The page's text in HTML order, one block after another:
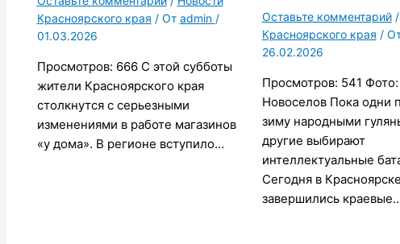
Красноярского края / От admin /
01.03.2026
Просмотров: 666 С этой субботы
жители Красноярского края
столкнутся с серьезными
изменениями в работе магазинов
«у дома». В регионе вступило…
Оставьте комментарий /
Красноярского края /
26.02.2026
Просмотров: 541
Новоселов Пока одни
зиму народными
другие выбирают
интеллектуальные
Сегодня в Красноярске
завершились